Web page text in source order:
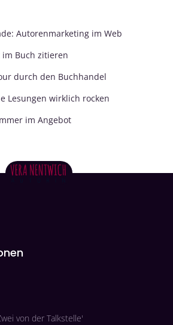
Autorenmarketing im Web
im Buch zitieren
durch den Buchhandel
Lesungen wirklich rocken
im Angebot
von der Talkstelle'